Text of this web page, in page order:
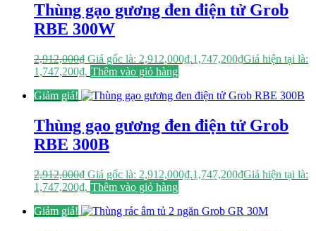
Thùng gạo gương đen điện tử Grob
RBE 300W
2,912,000₫ Giá gốc là: 2,912,000₫.1,747,200₫Giá hiện tại là:
1,747,200₫. Thêm vào giỏ hàng
Giảm giá!
Thùng gạo gương đen điện tử Grob
RBE 300B
2,912,000₫ Giá gốc là: 2,912,000₫.1,747,200₫Giá hiện tại là:
1,747,200₫. Thêm vào giỏ hàng
Giảm giá!